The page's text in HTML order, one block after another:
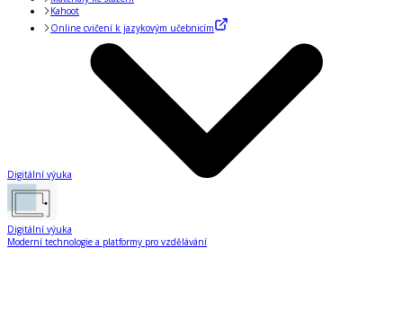
Kahoot
Online cvičení k jazykovým učebnicím
Digitální výuka
Digitální výuka
Moderní technologie a platformy pro vzdělávání